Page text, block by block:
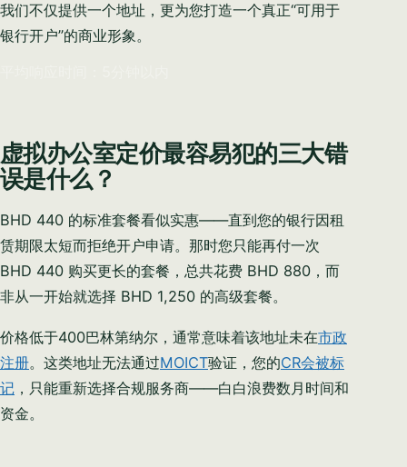
我们不仅提供一个地址，更为您打造一个真正“可用于
银行开户”的商业形象。
虚拟办公室定价最容易犯的三大错
误是什么？
BHD 440 的标准套餐看似实惠——直到您的银行因租
赁期限太短而拒绝开户申请。那时您只能再付一次
BHD 440 购买更长的套餐，总共花费 BHD 880，而
非从一开始就选择 BHD 1,250 的高级套餐。
价格低于400巴林第纳尔，通常意味着该地址未在市政
注册。这类地址无法通过MOICT验证，您的CR会被标
记 ，只能重新选择合规服务商——白白浪费数月时间和
资金。